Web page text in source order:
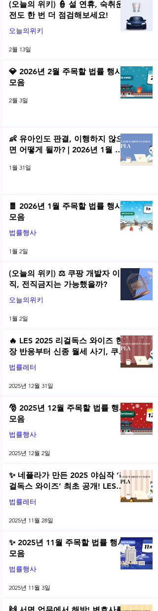
(오늘의 위키) 👮 설 연휴, 숙취운
전도 한 번 더 점검해보세요!
오늘의위키
2월 13일
💎 2026년 2월 주목할 법률 행사
모음
2월 3일
👶 유아인도 판결, 이행하지 않으
면 어떻게 될까? | 2026년 1월 네
1월 31일
🧧 2026년 1월 주목할 법률 행사
모음
법률행사
1월 2일
(오늘의 위키) ⚖️ 쿠팡 개발자 이
직, 전직금지는 가능했을까?
오늘의위키
1월 2일
🔥 LES 2025 리걸독스 와이즈 현
장 반응부터 신종 월세 사기, 쿠팡
전직금지 가처분 위키까지| 2025
년 12월 네플라 법률레터
법률레터
2025년 12월 31일
🎅 2025년 12월 주목할 법률 행사
모음
법률행사
2025년 12월 2일
✨ 네플라가 만든 2025 야심작 ‘리
걸독스 와이즈’ 최초 공개! LES
2025 무료 초청장 드려요! | 2025
년 11월 네플라 법률레터
법률레터
2025년 11월 28일
✨ 2025년 11월 주목할 법률 행사
모음
법률행사
2025년 11월 3일